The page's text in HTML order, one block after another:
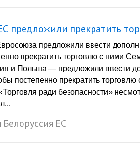
предложили прекратить
предложили ввести
прекратить торговлю с ними
и Польша — предложили ввести
постепенно прекратить
ради безопасности»
Белоруссия ЕС